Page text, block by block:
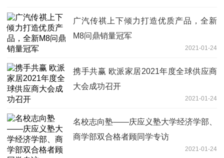
广汽传祺上下倾力打造优质产品，全新
M8问鼎销量冠军
2021-01-24
携手共赢 欧派家居2021年度全球供应商
大会成功召开
2021-01-24
名校志向塾——庆应义塾大学经济学部、
商学部双合格者顾同学专访
2021-01-24